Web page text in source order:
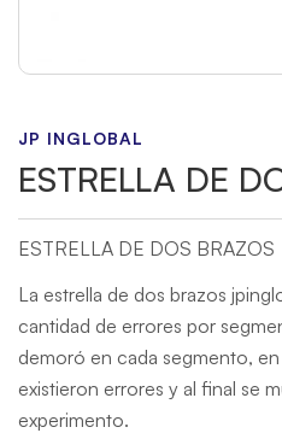
JP INGLOBAL
ESTRELLA DE
ESTRELLA DE DOS BRAZOS
La estrella de dos brazos
cantidad de errores por
demoró en cada segmento,
existieron errores y al final se
experimento.